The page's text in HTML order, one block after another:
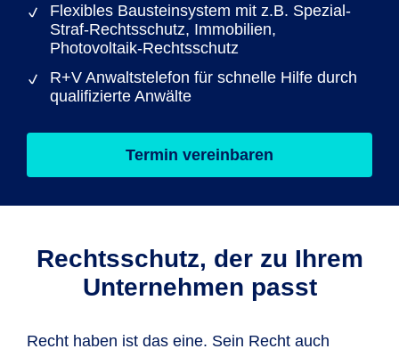
Flexibles Bausteinsystem mit z.B. Spezial-
Straf-Rechtsschutz, Immobilien,
Photovoltaik-Rechtsschutz
R+V Anwaltstelefon für schnelle Hilfe durch
qualifizierte Anwälte
Termin vereinbaren
Rechtsschutz, der zu Ihrem
Unternehmen passt
Recht haben ist das eine. Sein Recht auch